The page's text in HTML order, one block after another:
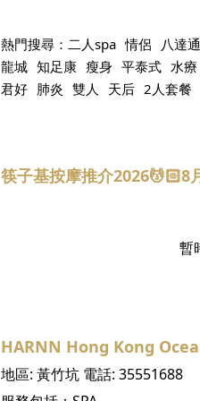
熱門搜尋： 二人spa 情侶 八達通
龍城 知足康 瘦身 平泰式 水療
君好 肺炎 雙人 天后 2人套餐
筷子基按摩推介
暫
HARNN Hong Kong
地區: 黃竹坑 電話: 35551688